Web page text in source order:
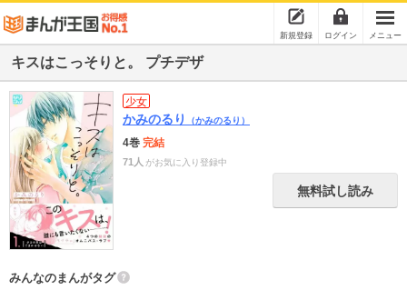
新規登録 ログイン メニュー
キスはこっそりと。 プチデザ
少女
かみのるり （かみのるり）
4巻 完結
71人 がお気に入り登録中
無料試し読み
みんなのまんがタグ